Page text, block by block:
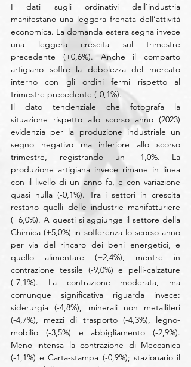
I dati sugli ordinativi dell’industria
manifestano una leggera frenata dell’attività
economica. La domanda estera segna invece
una leggera crescita sul trimestre
precedente (+0,6%). Anche il comparto
artigiano soffre la debolezza del mercato
interno con gli ordini fermi rispetto al
trimestre precedente (-0,1%).
Il dato tendenziale che fotografa la
situazione rispetto allo scorso anno (2023)
evidenzia per la produzione industriale un
segno negativo ma inferiore allo scorso
trimestre, registrando un -1,0%. La
produzione artigiana invece rimane in linea
con il livello di un anno fa, e con variazione
quasi nulla (-0,1%). Tra i settori in crescita
restano quelli delle industrie manifatturiere
(+6,0%). A questi si aggiunge il settore della
Chimica (+5,0%) in sofferenza lo scorso anno
per via del rincaro dei beni energetici, e
quello alimentare (+2,4%), mentre in
contrazione tessile (-9,0%) e pelli-calzature
(-7,1%). La contrazione moderata, ma
comunque significativa riguarda invece:
siderurgia (-4,8%), minerali non metalliferi
(-4,7%), mezzi di trasporto (-4,3%), legno-
mobilio (-3,5%) e abbigliamento (-2,9%).
Meno intensa la contrazione di Meccanica
(-1,1%) e Carta-stampa (-0,9%); stazionario il